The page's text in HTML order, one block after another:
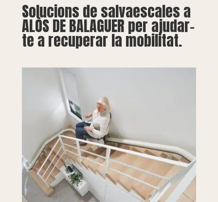
Solucions de salvaescales a
ALÒS DE BALAGUER per ajudar-
te a recuperar la mobilitat.